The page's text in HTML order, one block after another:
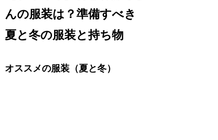
んの服装は？準備すべき
夏と冬の服装と持ち物
オススメの服装（夏と冬）